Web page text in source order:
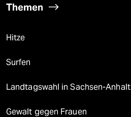
Themen
Hitze
Surfen
Landtagswahl in Sachsen-Anhalt
Gewalt gegen Frauen